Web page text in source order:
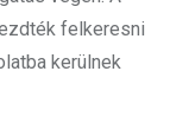
felkeresni
kerülnek